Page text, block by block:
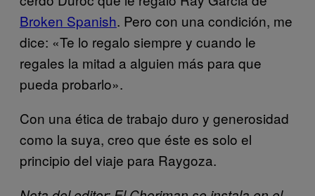
Broken Spanish. Pero con una condición, me
dice: «Te lo regalo siempre y cuando le
regales la mitad a alguien más para que
pueda probarlo».
Con una ética de trabajo duro y generosidad
como la suya, creo que éste es solo el
principio del viaje para Raygoza.